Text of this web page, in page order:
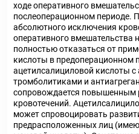
ходе оперативного
послеоперационном периоде.
абсолютного исключения
оперативного вмешательства
полностью отказаться от
кислоты в предоперационном
ацетилсалициловой кислоты с
тромболитиками и
сопровождается повышенным
кровотечений.
может спровоцировать
предрасположенных лиц